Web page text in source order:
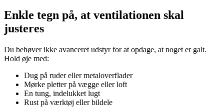
Enkle tegn på, at ventilationen skal
justeres
Du behøver ikke avanceret udstyr for at opdage, at noget er galt.
Hold øje med:
Dug på ruder eller metaloverflader
Mørke pletter på vægge eller loft
En tung, indelukket lugt
Rust på værktøj eller bildele